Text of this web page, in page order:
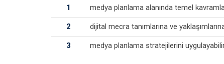
1 medya planlama alanında temel
2 dijital mecra tanımlarına ve
3 medya planlama stratejilerini